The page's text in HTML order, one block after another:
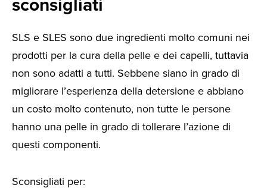
SLS e SLES sono due ingredienti molto comuni nei
prodotti per la cura della pelle e dei capelli, tuttavia
non sono adatti a tutti. Sebbene siano in grado di
migliorare l’esperienza della detersione e abbiano
un costo molto contenuto, non tutte le persone
hanno una pelle in grado di tollerare l’azione di
questi componenti.
Sconsigliati per: